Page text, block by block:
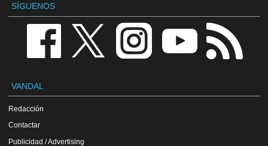
SÍGUENOS
VANDAL
Redacción
Contactar
Publicidad / Advertising